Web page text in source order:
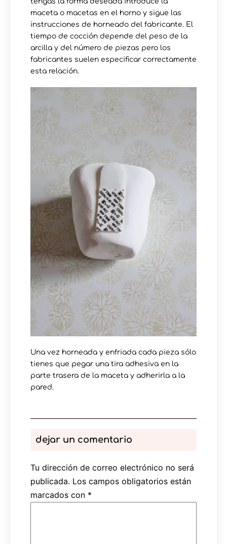
maceta o macetas en el horno y sigue las
instrucciones de horneado del fabricante. El
tiempo de cocción depende del peso de la
arcilla y del número de piezas pero los
fabricantes suelen especificar correctamente
esta relación.
Una vez horneada y enfriada cada pieza sólo
tienes que pegar una tira adhesiva en la
parte trasera de la maceta y adherirla a la
pared.
dejar un comentario
Tu dirección de correo electrónico no será
publicada. Los campos obligatorios están
marcados con *